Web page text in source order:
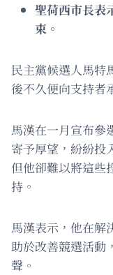
聖荷西市長表
束。
民主黨候選人馬
後不久便向支持者
馬漢在一月宣布參
寄予厚望，紛紛投
但他卻難以將這些
持。
馬漢表示，他在解
助於改善競選活動
聲。